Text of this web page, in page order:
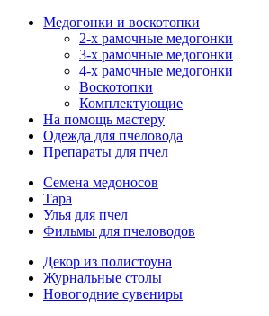
Медогонки и воскотопки
2-х рамочные медогонки
3-х рамочные медогонки
4-х рамочные медогонки
Воскотопки
Комплектующие
На помощь мастеру
Одежда для пчеловода
Препараты для пчел
Семена медоносов
Тара
Улья для пчел
Фильмы для пчеловодов
Декор из полистоуна
Журнальные столы
Новогодние сувениры